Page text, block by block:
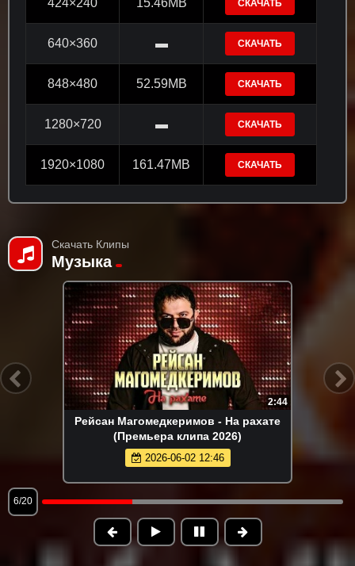
424×240 15.46MB СКАЧАТЬ
640×360 ▬ СКАЧАТЬ
848×480 52.59MB СКАЧАТЬ
1280×720 ▬ СКАЧАТЬ
1920×1080 161.47MB СКАЧАТЬ
Скачать Клипы
Музыка
2:44
Enrasta - Бейби ту найт (Премьера
клипа 2026)
2026-06-21 19:48
7/20